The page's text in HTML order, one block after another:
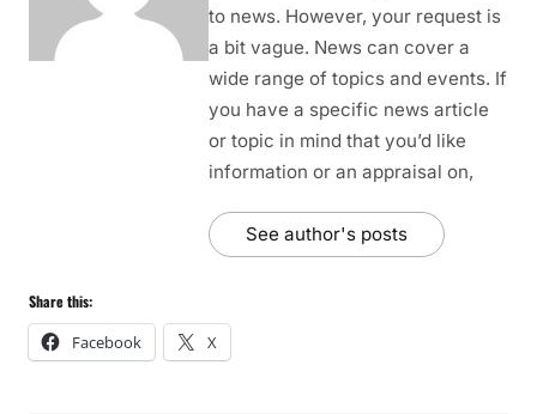
to news. However, your request is
a bit vague. News can cover a
wide range of topics and events. If
you have a specific news article
or topic in mind that you’d like
information or an appraisal on,
See author's posts
Share this:
Facebook X